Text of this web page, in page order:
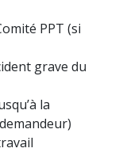
PPT (si
grave du
la